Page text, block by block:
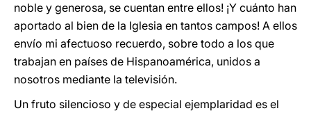
noble y generosa, se cuentan entre ellos! ¡Y cuánto han
aportado al bien de la Iglesia en tantos campos! A ellos
envío mi afectuoso recuerdo, sobre todo a los que
trabajan en países de Hispanoamérica, unidos a
nosotros mediante la televisión.
Un fruto silencioso y de especial ejemplaridad es el